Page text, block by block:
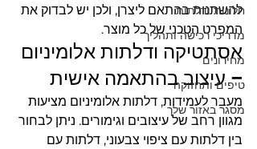
חלונות ודלתות
מדריכי רכישה ותהליך
מחירונים
טיפים ותחזוקה
מסגר באזור שלך
להשתנות בהתאם ליצרן, ולכן יש לבדוק את
המפרט הטכני של כל מוצר.
אסתטיקה ודלתות אלומיניום
– עיצוב בהתאמה אישית
מעבר לעמידות, דלתות אלומיניום מציעות
מגוון רחב של עיצובים וגימורים. ניתן לבחור
בין דלתות עם ציפוי צבעוני, דלתות עם